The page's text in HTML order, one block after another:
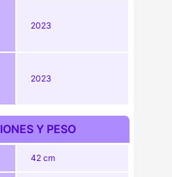
2023
2023
Y PESO
42 cm